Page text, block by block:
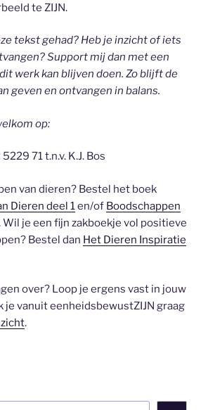
te ZIJN.
tekst gehad? Heb je inzicht of iets
Support mij dan met een
werk kan blijven doen. Zo blijft de
geven en ontvangen in balans.
op:
71 t.n.v. K.J. Bos
van dieren? Bestel het boek
Dieren deel 1en/of Boodschappen
Wil je een fijn zakboekje vol positieve
Bestel dan Het Dieren Inspiratie
over? Loop je ergens vast in jouw
je vanuit eenheidsbewustZIJN graag
.